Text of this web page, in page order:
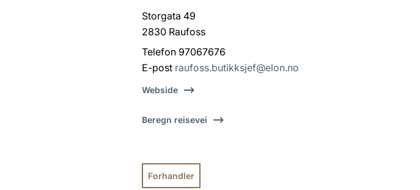
oversikten
Storgata 49
2830 Raufoss
Telefon 97067676
E-post raufoss.butikksjef@elon.no
Webside
Beregn reisevei
Forhandler